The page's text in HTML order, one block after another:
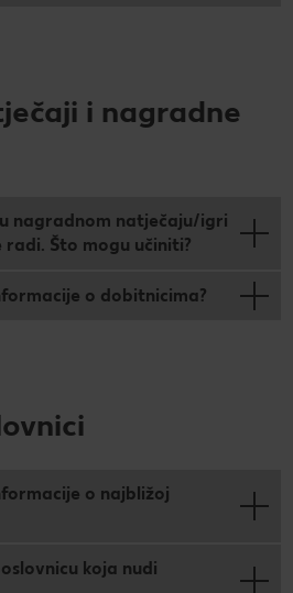
i nagradne
nagradnom natječaju/igri
Što mogu učiniti?
o dobitnicima?
o najbližoj
koja nudi